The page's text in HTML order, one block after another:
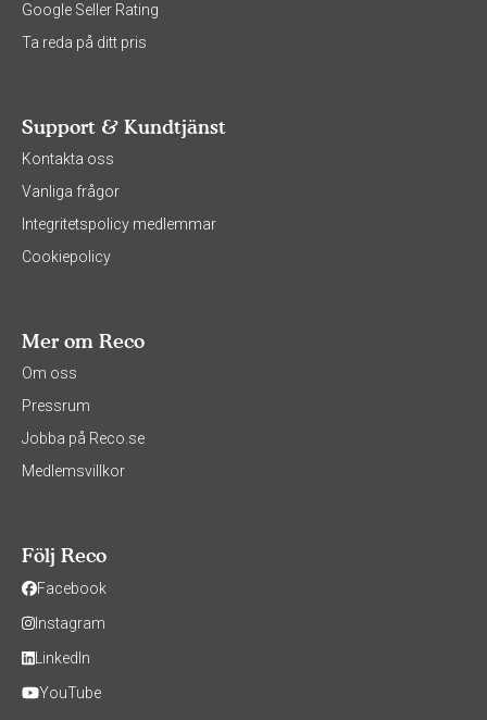
Google Seller Rating
Ta reda på ditt pris
Support & Kundtjänst
Kontakta oss
Vanliga frågor
Integritetspolicy medlemmar
Cookiepolicy
Mer om Reco
Om oss
Pressrum
Jobba på Reco.se
Medlemsvillkor
Följ Reco
Facebook
Instagram
LinkedIn
YouTube